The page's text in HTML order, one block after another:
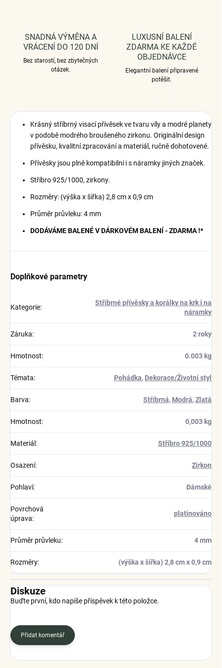
SNADNÁ VÝMĚNA A
VRÁCENÍ DO 120 DNÍ
Bez starostí, bez zbytečných
otázek.
LUXUSNÍ BALENÍ
ZDARMA KE KAŽDÉ
OBJEDNÁVCE
Elegantní balení připravené
potěšit.
Krásný stříbrný visací přívěsek ve tvaru víly a modré planety
v podobě modrého broušeného zirkonu. Originální design
přívěsku, kvalitní zpracování a materiál, ručně dohotovené.
Přívěsky jsou plně kompatibilní i s náramky jiných značek.
Stříbro 925/1000, zirkony.
Rozměry: (výška x šířka) 2,8 cm x 0,9 cm
Průměr průvleku: 4 mm
DODÁVÁME BALENÉ V DÁRKOVÉM BALENÍ - ZDARMA !*
Doplňkové parametry
Kategorie:
Stříbrné přívěsky a korálky na krk i na
náramky
Záruka: 2 roky
Hmotnost: 0.003 kg
Témata: Pohádka, Dekorace/Životní styl
Barva: Stříbrná, Modrá,Zlatá
Hmotnost: 0,003 kg
Materiál : Stříbro 925/1000
Osazení: Zirkon
Pohlaví: Dámské
Povrchová
úprava:
platinováno
Průměr průvleku: 4 mm
Rozměry: (výška x šířka) 2,8 cm x 0,9 cm
Diskuze
Buďte první, kdo napíše příspěvek k této položce.
Přidat komentář